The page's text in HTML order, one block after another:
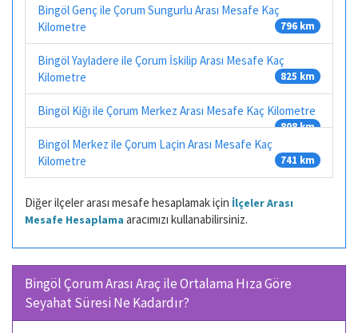
Bingöl Genç ile Çorum Sungurlu Arası Mesafe Kaç
Kilometre
796 km
Bingöl Yayladere ile Çorum İskilip Arası Mesafe Kaç
Kilometre
825 km
Bingöl Kiğı ile Çorum Merkez Arası Mesafe Kaç Kilometre
808 km
Bingöl Merkez ile Çorum Laçin Arası Mesafe Kaç
Kilometre
741 km
Diğer ilçeler arası mesafe hesaplamak için İlçeler Arası
Mesafe Hesaplama aracımızı kullanabilirsiniz.
Bingöl Çorum Arası Araç ile Ortalama Hıza Göre
Seyahat Süresi Ne Kadardır?